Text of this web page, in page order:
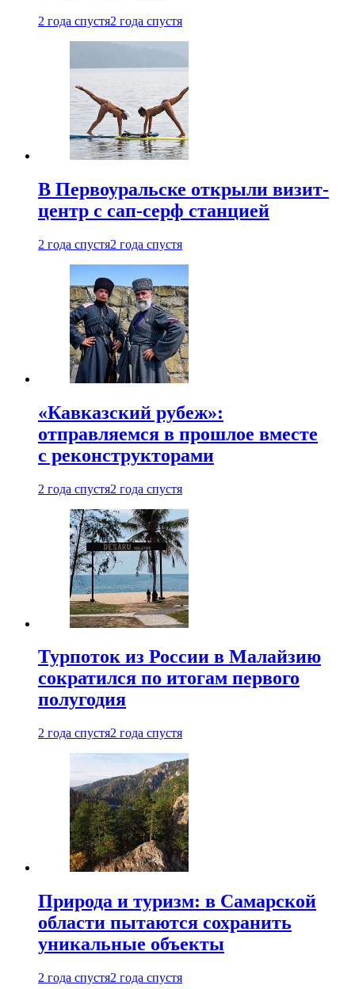
2 года спустя2 года спустя
В Первоуральске открыли визит-
центр с сап-серф станцией
2 года спустя2 года спустя
«Кавказский рубеж»:
отправляемся в прошлое вместе
с реконструкторами
2 года спустя2 года спустя
Турпоток из России в Малайзию
сократился по итогам первого
полугодия
2 года спустя2 года спустя
Природа и туризм: в Самарской
области пытаются сохранить
уникальные объекты
2 года спустя2 года спустя